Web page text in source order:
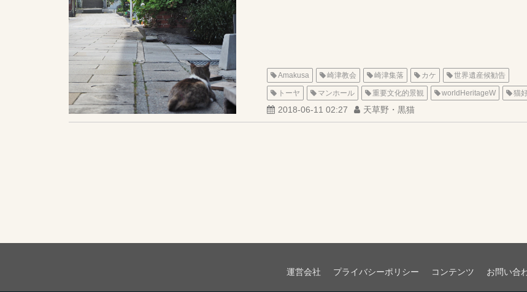
Amakusa 崎津教会 崎津集落 カケ 世界遺産候勧告
トーヤ マンホール 重要文化的景観 worldHeritageW 猫
2018-06-11 02:27 天草野・黒猫
運営会社 プライバシーポリシー コンテンツ お問い合